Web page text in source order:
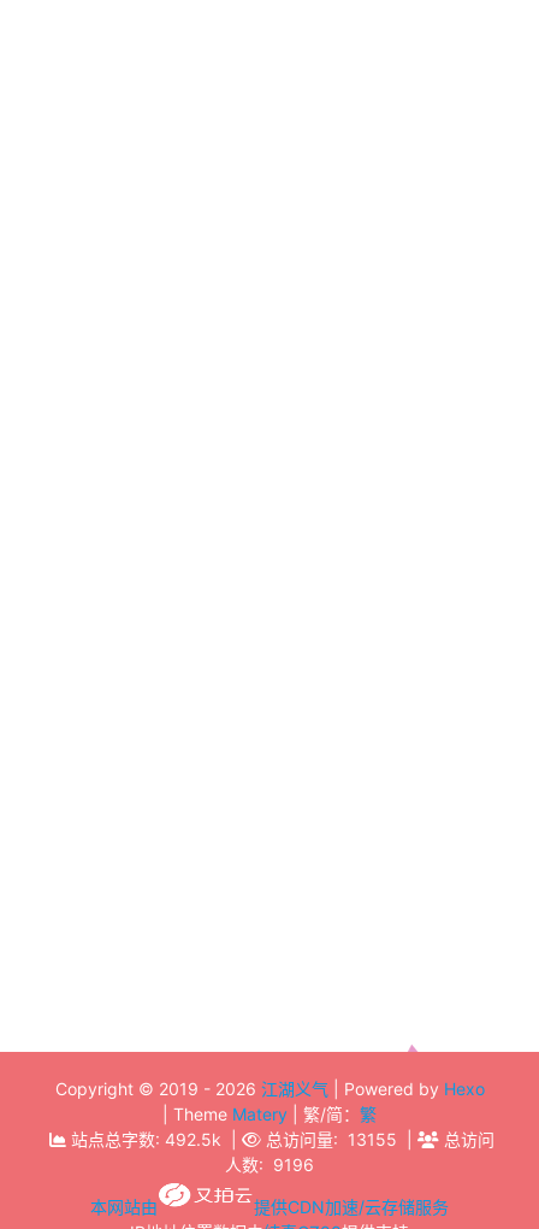
Copyright © 2019 - 2026 江湖义气 | Powered by Hexo
| Theme Matery | 繁/简： 繁
站点总字数: 492.5k 总访问量: 13155
总访问
人数: 9196
本网站由
提供CDN加速/云存储服务